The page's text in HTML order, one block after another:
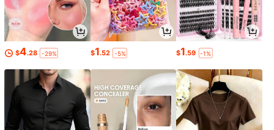
$4.28 -29% $1.52 -5% $1.59 -1%